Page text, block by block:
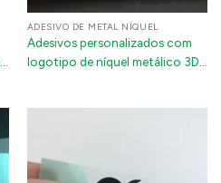
ADESIVO DE METAL NÍQUEL
Adesivos personalizados com
logotipo de níquel metálico 3D